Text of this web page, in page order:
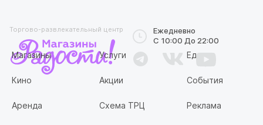
Магазины Услуги Еда
Кино Акции События
Аренда Схема ТРЦ Реклама
Торгово-развлекательный центр
Ежедневно
С 10:00 До 22:00